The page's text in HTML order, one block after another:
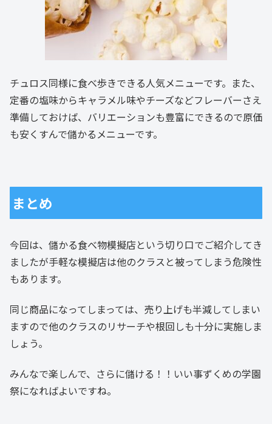
チュロス同様に食べ歩きできる人気メニューです。また、
定番の塩味からキャラメル味やチーズなどフレーバーさえ
準備しておけば、バリエーションも豊富にできるので原価
も安くすんで儲かるメニューです。
まとめ
今回は、儲かる食べ物模擬店という切り口でご紹介してき
ましたが手軽な模擬店は他のクラスと被ってしまう危険性
もあります。
同じ商品になってしまっては、売り上げも半減してしまい
ますので他のクラスのリサーチや根回しも十分に実施しま
しょう。
みんなで楽しんで、さらに儲ける！！いい事ずくめの学園
祭になればよいですね。